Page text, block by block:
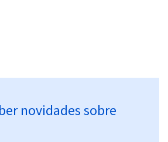
novidades sobre